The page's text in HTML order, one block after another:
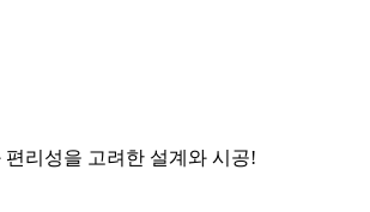
편리성을 고려한 설계와 시공!